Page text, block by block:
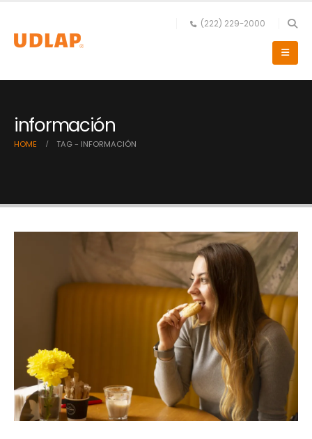
(222) 229-2000
información
HOME TAG - INFORMACIÓN